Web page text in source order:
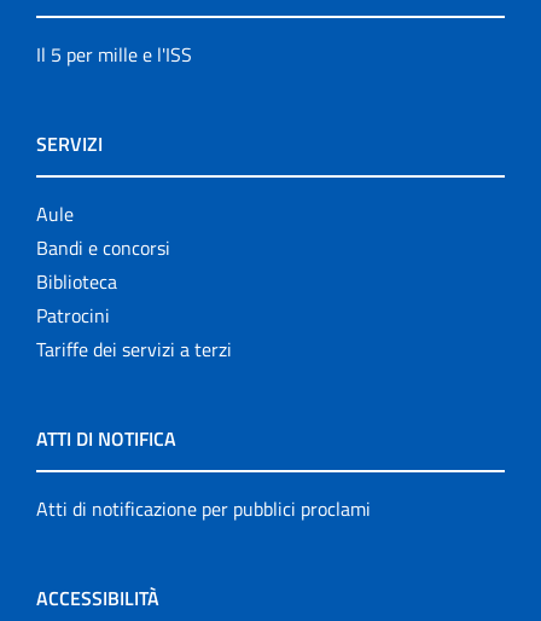
Il 5 per mille e l'ISS
SERVIZI
Aule
Bandi e concorsi
Biblioteca
Patrocini
Tariffe dei servizi a terzi
ATTI DI NOTIFICA
Atti di notificazione per pubblici proclami
ACCESSIBILITÀ